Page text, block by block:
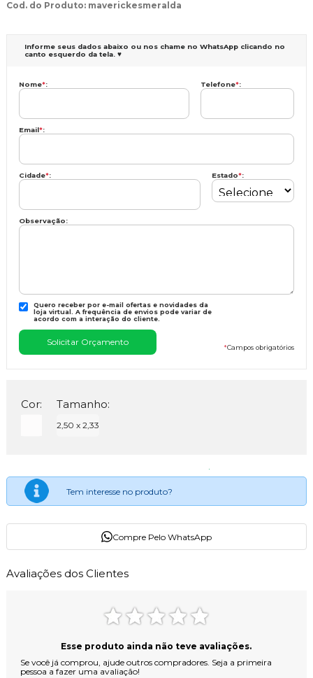
Cod. do Produto: maverickesmeralda
Informe seus dados abaixo ou nos chame no WhatsApp clicando no
canto esquerdo da tela. ♥
Nome*: Telefone*:
Email*:
Cidade*: Estado*:
Observação:
Quero receber por e-mail ofertas e novidades da
loja virtual. A frequência de envios pode variar de
acordo com a interação do cliente.
*Campos obrigatórios
Cor: Tamanho:
2,50 x 2,33
Tem interesse no produto?
Compre Pelo WhatsApp
Avaliações dos Clientes
Esse produto ainda não teve avaliações.
Se você já comprou, ajude outros compradores. Seja a primeira
pessoa a fazer uma avaliação!